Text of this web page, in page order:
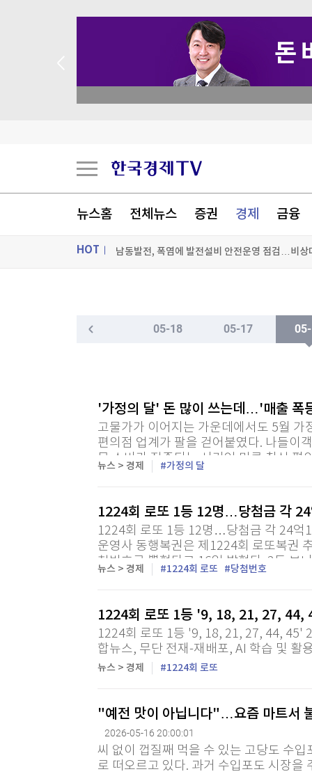
뉴스홈 전체뉴스 증권 경제 금융
HOT
"日, 인도에 F-2 전투기 첫 파견·공동훈련 조율
남동발전, 폭염에 발전설비 안전운영 점검…비상
국제무역선, 부두 게이트까지 마약 검사…요트는
"나야, '흑백요리사' 시즌3"
"日, 인도에 F-2 전투기 첫 파견·공동훈련 조율
온로드 (ON ROAD) 인사이트
뉴스홈
글로벌경제
랭킹뉴스
미네르바아카데미
스페셜강의
투자/재테크
[모집-3기-] 돈버는 트레이딩 투자 북클럽
[할인50%] 한·미 투자 올인원 클래스
증권 데이터
특징주 뉴스
매매신호 (랭킹
환율
해외증시
05-18 05-17
'가정의 달' 돈 많이 쓰는데…'매출 폭
고물가가 이어지는 가운데에서도 5월
편의점 업계가 팔을 걷어붙였다. 나들이
목 소비가 집중되는 시기인 만큼 취식 편
내세우고 있다. 16일 업계에 따르면 소비
뉴스 > 경제 가정의 달
1224회 로또 1등 12명…당첨금 각
1224회 로또 1등 12명…당첨금 각 24억
운영사 동행복권은 제1224회 로또복권
첨번호로 뽑혔다고 16일 밝혔다. 2등 보
두 맞힌 1등 당첨자는 12명으로 24억1천
뉴스 > 경제 1224회 로또 당첨번호
1224회 로또 1등 '9, 18, 21, 27,
1224회 로또 1등 '9, 18, 21, 27, 44, 45'
합뉴스, 무단 전재-재배포, AI 학습 및 활
뉴스 > 경제 1224회 로또
"예전 맛이 아닙니다"…요즘 마트서
2026-05-16 20:00:01
씨 없이 껍질째 먹을 수 있는 고당도 수
로 떠오르고 있다. 과거 수입포도 시장을